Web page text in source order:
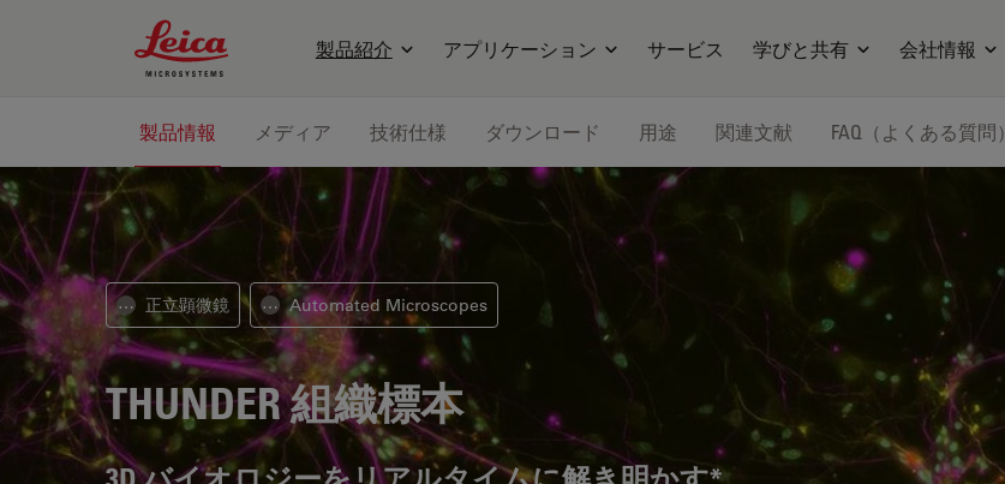
Leica Microsystems Logo
製品紹介 アプリケーション サービス 学びと共有 会社情報
製品情報 メディア 技術仕様 ダウンロード 用途 関連文献 FAQ（よくある質問）
⋯ 正立顕微鏡 ⋯ Automated Microscopes
THUNDER 組織標本